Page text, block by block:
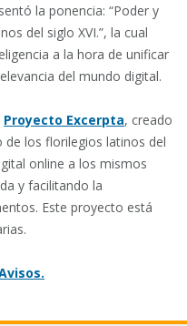
la ponencia: “Poder y
del siglo XVI.”, la cual
a la hora de unificar
del mundo digital.
Proyecto Excerpta, creado
de los florilegios latinos del
online a los mismos
y facilitando la
Este proyecto está